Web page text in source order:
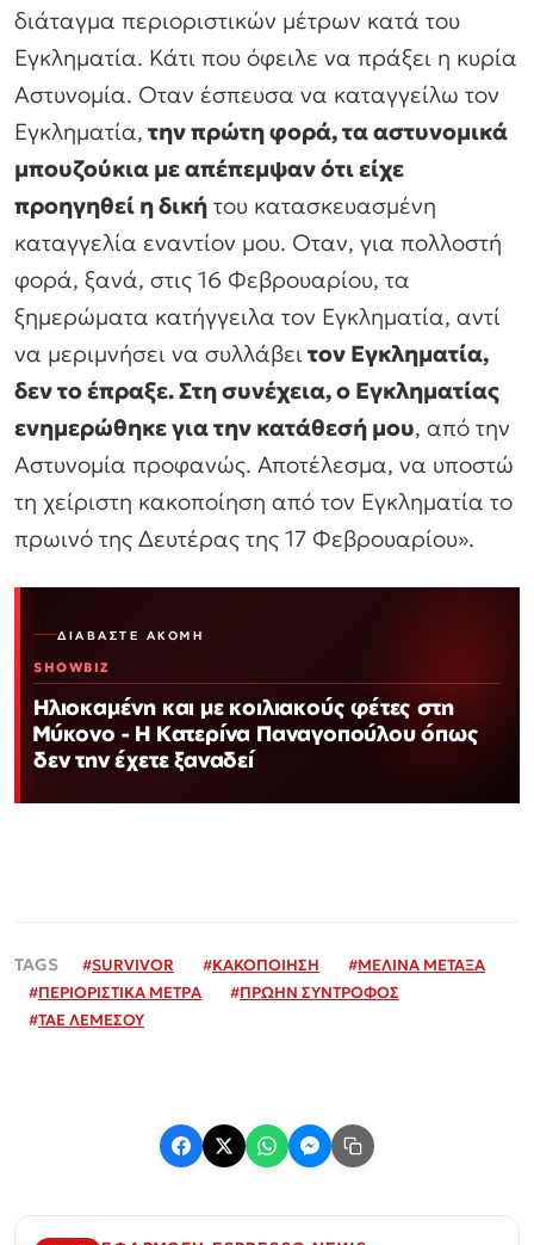
διάταγμα περιοριστικών μέτρων κατά του
Εγκληματία. Κάτι που όφειλε να πράξει η κυρία
Αστυνομία. Οταν έσπευσα να καταγγείλω τον
Εγκληματία, την πρώτη φορά, τα αστυνομικά
μπουζούκια με απέπεμψαν ότι είχε
προηγηθεί η δική του κατασκευασμένη
καταγγελία εναντίον μου. Οταν, για πολλοστή
φορά, ξανά, στις 16 Φεβρουαρίου, τα
ξημερώματα κατήγγειλα τον Εγκληματία, αντί
να μεριμνήσει να συλλάβειτον Εγκληματία,
δεν το έπραξε. Στη συνέχεια, ο Εγκληματίας
ενημερώθηκε για την κατάθεσή μου, από την
Αστυνομία προφανώς. Αποτέλεσμα, να υποστώ
τη χείριστη κακοποίηση από τον Εγκληματία το
πρωινό της Δευτέρας της 17 Φεβρουαρίου».
ΔΙΑΒΆΣΤΕ ΑΚΌΜΗ
SHOWBIZ
Ηλιοκαμένη και με κοιλιακούς φέτες στη
Μύκονο - Η Κατερίνα Παναγοπούλου όπως
δεν την έχετε ξαναδεί
#SURVIVOR #ΚΑΚΟΠΟΙΗΣΗ #ΜΕΛΙΝΑ ΜΕΤΑΞΑ
#ΠΕΡΙΟΡΙΣΤΙΚΑ ΜΕΤΡΑ #ΠΡΩΗΝ ΣΥΝΤΡΟΦΟΣ
#ΤΑΕ ΛΕΜΕΣΟΥ